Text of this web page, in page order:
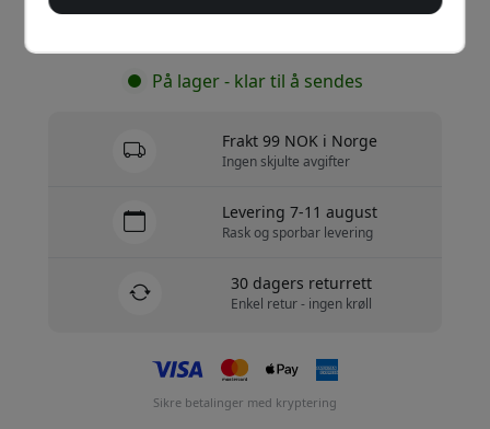
På lager - klar til å sendes
Frakt 99 NOK i Norge
Ingen skjulte avgifter
Levering 7-11 august
Rask og sporbar levering
30 dagers returrett
Enkel retur - ingen krøll
Sikre betalinger med kryptering